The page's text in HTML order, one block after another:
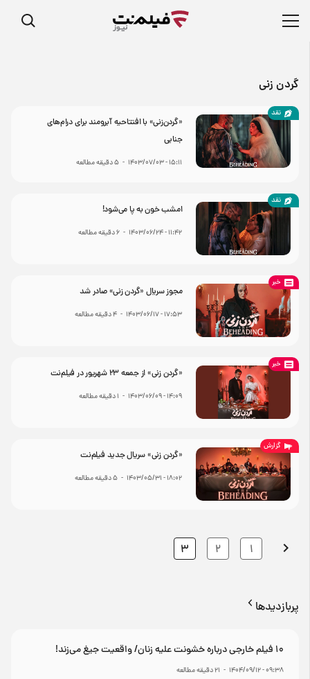
گردن زنی
نقد
«گردن‌زنی» با افتتاحیه آبرومند برای درام‌های
جنایی
۱۵:۱۱ - ۱۴۰۳/۰۷/۰۳ -
5دقیقه مطالعه
نقد
امشب خون به پا می‌شود!
۱۱:۴۲ - ۱۴۰۳/۰۶/۲۴ -
6دقیقه مطالعه
خبر
مجوز سریال «گردن زنی» صادر شد
۱۷:۵۳ - ۱۴۰۳/۰۶/۱۷ -
4دقیقه مطالعه
خبر
«گردن زنی» از جمعه ۲۳ شهریور در فیلم‌نت
۱۴:۰۹ - ۱۴۰۳/۰۶/۰۹ -
1دقیقه مطالعه
گزارش
«گردن زنی» سریال جدید فیلم‌نت
۱۸:۰۲ - ۱۴۰۳/۰۵/۳۱ -
5دقیقه مطالعه
1
2
3
پربازدیدها
۱۰ فیلم خارجی درباره خشونت علیه زنان/ واقعیت جیغ می‌زند!
۰۹:۳۸ - ۱۴۰۴/۰۹/۱۲ -
21دقیقه مطالعه